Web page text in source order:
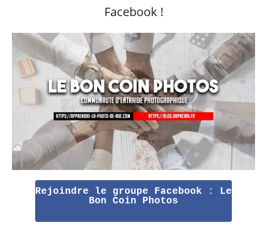
Facebook !
Rejoindre le groupe Facebook : Le
Bon Coin Photos